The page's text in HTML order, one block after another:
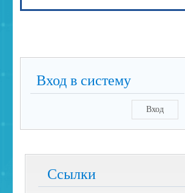
Вход в систему
Вход
Ссылки